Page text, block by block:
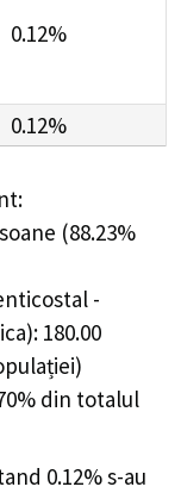
0.12%
0.12%
(88.23%
-
180.00
din totalul
0.12% s-au